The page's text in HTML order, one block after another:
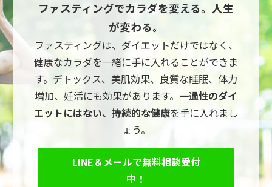
ファスティングでカラダを変える。人生
が変わる。
ファスティングは、ダイエットだけではなく、
健康なカラダを一緒に手に入れることができま
す。デトックス、美肌効果、良質な睡眠、体力
増加、妊活にも効果があります。 一過性のダイ
エットにはない、持続的な健康を手に入れまし
ょう。
LINE＆メールで無料相談受付
中！